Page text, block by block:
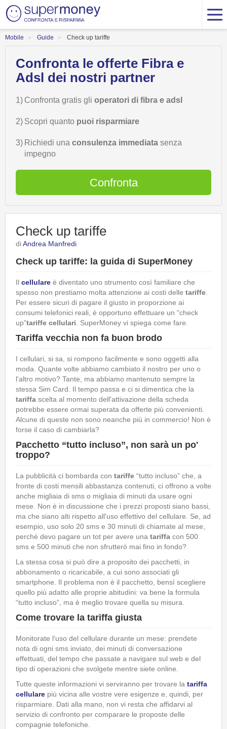
Mobile Guide Check up tariffe
Confronta le offerte Fibra e
Adsl dei nostri partner
1) Confronta gratis gli operatori di fibra e adsl
2) Scopri quanto puoi risparmiare
3) Richiedi una consulenza immediata senza
impegno
Confronta
Check up tariffe
diAndrea Manfredi
Check up tariffe: la guida di SuperMoney
Il cellulare è diventato uno strumento così familiare che
spesso non prestiamo molta attenzione ai costi delle tariffe
Per essere sicuri di pagare il giusto in proporzione ai
consumi telefonici reali, è opportuno effettuare un “check
up”tariffe cellulari . SuperMoney vi spiega come fare.
Tariffa vecchia non fa buon brodo
I cellulari, si sa, si rompono facilmente e sono oggetti alla
moda. Quante volte abbiamo cambiato il nostro per uno o
l'altro motivo? Tante, ma abbiamo mantenuto sempre la
stessa Sim Card. Il tempo passa e ci si dimentica che la
tariffa scelta al momento dell'attivazione della scheda
potrebbe essere ormai superata da offerte più convenienti.
Alcune di queste non sono neanche più in commercio! Non è
forse il caso di cambiarla?
Pacchetto “tutto incluso”, non sarà un po'
troppo?
La pubblicità ci bombarda con tariffe “tutto incluso” che, a
fronte di costi mensili abbastanza contenuti, ci offrono a volte
anche migliaia di sms o migliaia di minuti da usare ogni
mese. Non è in discussione che i prezzi proposti siano bassi,
ma che siano alti rispetto all'uso effettivo del cellulare. Se, ad
esempio, uso solo 20 sms e 30 minuti di chiamate al mese,
perché devo pagare un tot per avere una tariffa con 500
sms e 500 minuti che non sfrutterò mai fino in fondo?
La stessa cosa si può dire a proposito dei pacchetti, in
abbonamento o ricaricabile, a cui sono associati gli
smartphone. Il problema non è il pacchetto, bensì scegliere
quello più adatto alle proprie abitudini: va bene la formula
“tutto incluso”, ma è meglio trovare quella su misura.
Come trovare la tariffa giusta
Monitorate l'uso del cellulare durante un mese: prendete
nota di ogni sms inviato, dei minuti di conversazione
effettuati, del tempo che passate a navigare sul web e del
tipo di operazioni che svolgete mentre siete online.
Tutte queste informazioni vi serviranno per trovare la tariffa
cellulare più vicina alle vostre vere esigenze e, quindi, per
risparmiare. Dati alla mano, non vi resta che affidarvi al
servizio di confronto per comparare le proposte delle
compagnie telefoniche.